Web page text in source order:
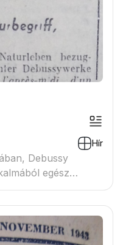
Hír
Debussy
egész
tett
az írásnak egy